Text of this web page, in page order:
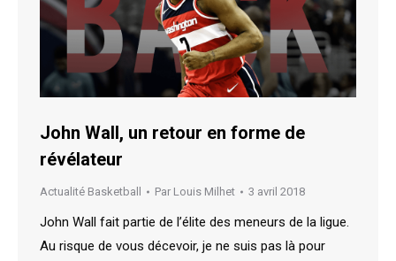
John Wall, un retour en forme de
révélateur
Actualité Basketball Par Louis Milhet 3 avril 2018
John Wall fait partie de l’élite des meneurs de la ligue.
Au risque de vous décevoir, je ne suis pas là pour